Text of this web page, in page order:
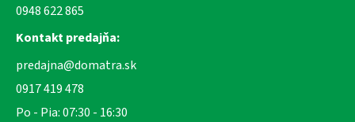
0948 622 865
Kontakt predajňa:
predajna@domatra.sk
0917 419 478
Po - Pia: 07:30 - 16:30